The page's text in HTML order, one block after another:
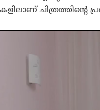
ചിത്രത്തിന്റെ